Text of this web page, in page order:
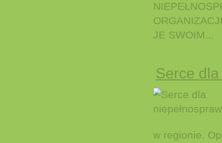
JE SWOIM...
Serce
w regionie.